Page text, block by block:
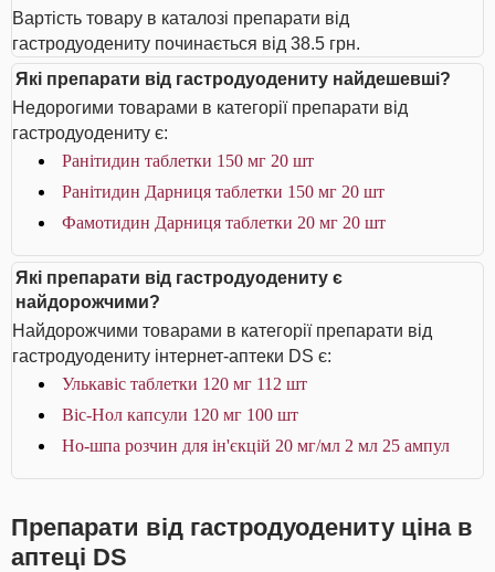
Вартість товару в каталозі препарати від
гастродуодениту починається від 38.5 грн.
Які препарати від гастродуодениту найдешевші?
Недорогими товарами в категорії препарати від
гастродуодениту є:
Ранітидин таблетки 150 мг 20 шт
Ранітидин Дарниця таблетки 150 мг 20 шт
Фамотидин Дарниця таблетки 20 мг 20 шт
Які препарати від гастродуодениту є
найдорожчими?
Найдорожчими товарами в категорії препарати від
гастродуодениту інтернет-аптеки DS є:
Улькавіс таблетки 120 мг 112 шт
Віс-Нол капсули 120 мг 100 шт
Но-шпа розчин для ін'єкцій 20 мг/мл 2 мл 25 ампул
Препарати від гастродуодениту ціна в
аптеці DS